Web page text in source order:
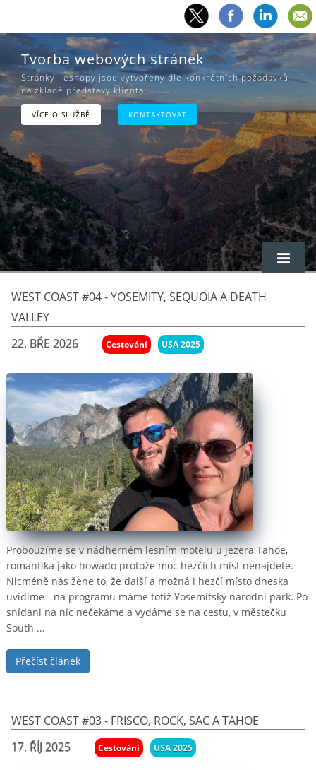
Tvorba webových stránek
Stránky i eshopy jsou vytvořeny dle konkrétních požadavků
na zkladě představy klienta.
VÍCE O SLUŽBĚ KONTAKTOVAT
Webové stránky
Kamerové systémy
Webhosting
Správa serverů
West Coast #04 - Yosemity, Sequoia a Death
Valley
22. BŘE 2026 Cestování USA 2025
Probouzíme se v nádherném lesním motelu u jezera Tahoe,
romantika jako howado protože moc hezčích míst nenajdete.
Nicméně nás žene to, že další a možná i hezčí místo dneska
uvidíme - na programu máme totiž Yosemitský národní park. Po
snídani na nic nečekáme a vydáme se na cestu, v městečku
South ...
Přečíst článek
West Coast #03 - Frisco, Rock, Sac a Tahoe
17. ŘÍJ 2025 Cestování USA 2025